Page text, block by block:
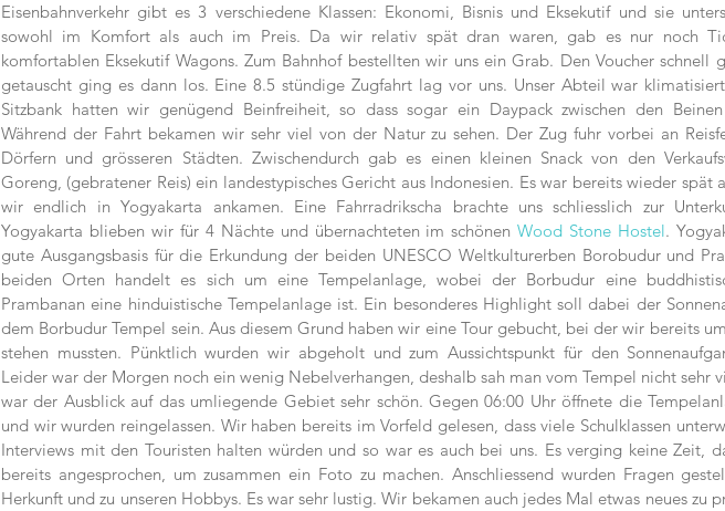
Eisenbahnverkehr gibt es 3 verschiedene Klassen: Ekonomi, Bisnis und Eksekutif und sie
sowohl im Komfort als auch im Preis. Da wir relativ spät dran waren, gab es nur noch
komfortablen Eksekutif Wagons. Zum Bahnhof bestellten wir uns ein Grab. Den Voucher schnell
getauscht ging es dann los. Eine 8.5 stündige Zugfahrt lag vor uns. Unser Abteil war
Sitzbank hatten wir genügend Beinfreiheit, so dass sogar ein Daypack zwischen den
Während der Fahrt bekamen wir sehr viel von der Natur zu sehen. Der Zug fuhr vorbei an
Dörfern und grösseren Städten. Zwischendurch gab es einen kleinen Snack von den
Goreng, (gebratener Reis) ein landestypisches Gericht aus Indonesien. Es war bereits wieder spät
wir endlich in Yogyakarta ankamen. Eine Fahrradrikscha brachte uns schliesslich zur
Yogyakarta blieben wir für 4 Nächte und übernachteten im schönen Wood Stone Hostel.
gute Ausgangsbasis für die Erkundung der beiden UNESCO Weltkulturerben Borobudur und
beiden Orten handelt es sich um eine Tempelanlage, wobei der Borbudur eine
Prambanan eine hinduistische Tempelanlage ist. Ein besonderes Highlight soll dabei der
dem Borbudur Tempel sein. Aus diesem Grund haben wir eine Tour gebucht, bei der wir bereits
stehen mussten. Pünktlich wurden wir abgeholt und zum Aussichtspunkt für den
Leider war der Morgen noch ein wenig Nebelverhangen, deshalb sah man vom Tempel nicht sehr
war der Ausblick auf das umliegende Gebiet sehr schön. Gegen 06:00 Uhr öffnete die
und wir wurden reingelassen. Wir haben bereits im Vorfeld gelesen, dass viele Schulklassen
Interviews mit den Touristen halten würden und so war es auch bei uns. Es verging keine Zeit,
bereits angesprochen, um zusammen ein Foto zu machen. Anschliessend wurden Fragen
Herkunft und zu unseren Hobbys. Es war sehr lustig. Wir bekamen auch jedes Mal etwas neues zu